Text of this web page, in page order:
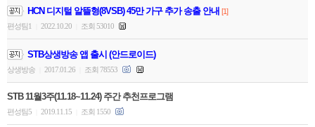
HCN 디지털 알뜰형(8VSB) 45만 가구 추가 송출 안내 [1]
편성팀1
2022.10.20 조회 53010
STB상생방송 앱 출시 (안드로이드)
상생방송 2017.01.26 조회 78553
STB 11월3주(11.18~11.24) 주간 추천프로그램
편성팀5 2019.11.15 조회 1550